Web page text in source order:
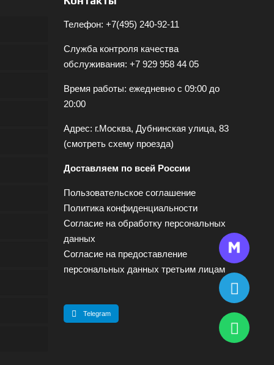
Телефон: +7(495) 240-92-11
Служба контроля качества
обслуживания: +7 929 958 44 05
Время работы: ежедневно с 09:00 до
20:00
Адрес: г.Москва, Дубнинская улица, 83
(смотреть схему проезда)
Доставляем по всей России
Пользовательское соглашение
Политика конфиденциальности
Согласие на обработку персональных
данных
Согласие на предоставление
персональных данных третьим лицам
Telegram